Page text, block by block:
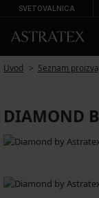
SVETOVALNICA
Uvod Seznam
DIAMOND